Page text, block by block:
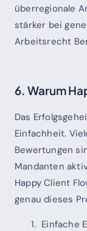
überregionale
stärker bei
Arbeitsrecht
6. Warum
Das
Einfachheit.
Bewertungen
Mandanten
Happy Client
genau dieses
Einfache